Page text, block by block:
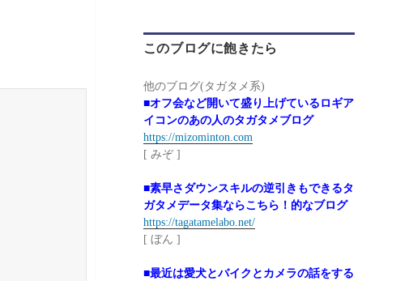
このブログに飽きたら
他のブログ(タガタメ系)
■オフ会など開いて盛り上げているロギア
イコンのあの人のタガタメブログ
https://mizominton.com
[ みぞ ]
■素早さダウンスキルの逆引きもできるタ
ガタメデータ集ならこちら！的なブログ
https://tagatamelabo.net/
[ ぼん ]
■最近は愛犬とバイクとカメラの話をする